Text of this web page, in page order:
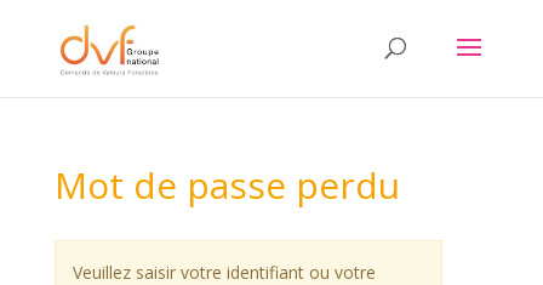
Mot de passe perdu
Veuillez saisir votre identifiant ou votre